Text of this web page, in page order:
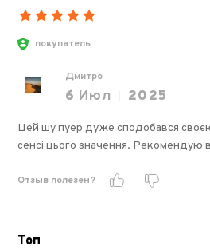
покупатель
Дмитро
6 Июл 2025
Цей шу пуер дуже сподобався
сенсі цього значення. Рекомендую
Отзыв полезен?
Топ